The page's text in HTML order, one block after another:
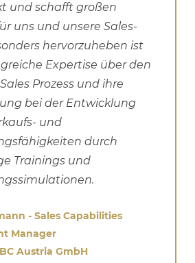
und schafft großen
uns und unsere Sales-
hervorzuheben ist
Expertise über den
Prozess und ihre
bei der Entwicklung
und
durch
Trainings und
- Sales Capabilities
Manager
Austria GmbH